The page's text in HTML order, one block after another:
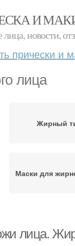
И
новости,
прически и
лица
Жирный
Маски для
лица.